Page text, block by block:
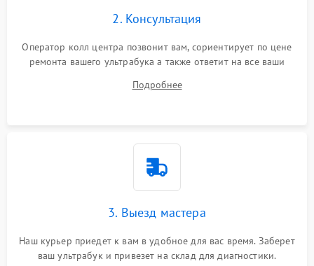
2. Консультация
Оператор колл центра позвонит вам, сориентирует по цене
ремонта вашего ультрабука а также ответит на все ваши
Подробнее
3. Выезд мастера
Наш курьер приедет к вам в удобное для вас время. Заберет
ваш ультрабук и привезет на склад для диагностики.